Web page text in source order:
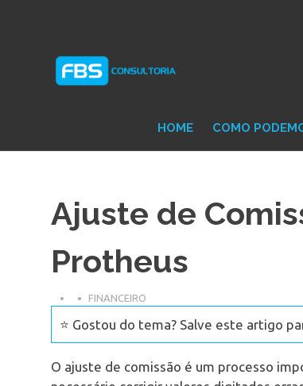
Protheus
TOTVS
HOME COMO
Ajuste de
Protheus
FINANCEIRO
⭐ Gostou do tema? Salve este artigo
O ajuste de comissão é um processo